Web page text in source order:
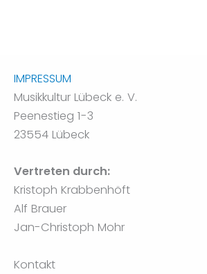
IMPRESSUM
Musikkultur Lübeck e. V.
Peenestieg 1-3
23554 Lübeck
Vertreten durch:
Kristoph Krabbenhöft
Alf Brauer
Jan-Christoph Mohr
Kontakt